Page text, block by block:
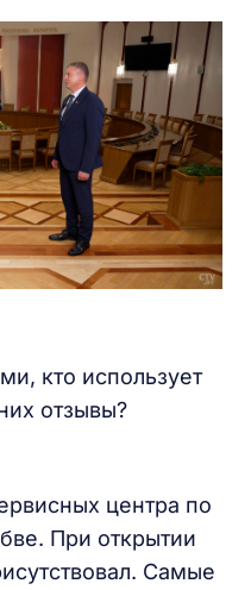
кто использует
отзывы?
центра по
При открытии
Самые